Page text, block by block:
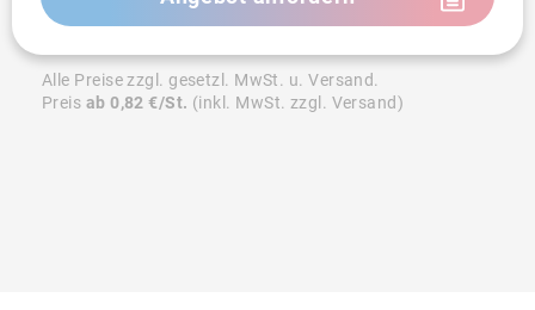
Alle Preise zzgl. gesetzl. MwSt. u. Versand.
Preis ab 0,82 €/St. (inkl. MwSt. zzgl. Versand)